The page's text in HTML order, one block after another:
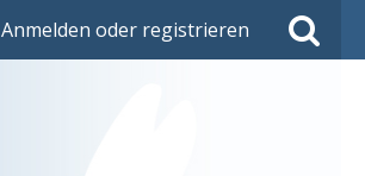
Anmelden oder registrieren